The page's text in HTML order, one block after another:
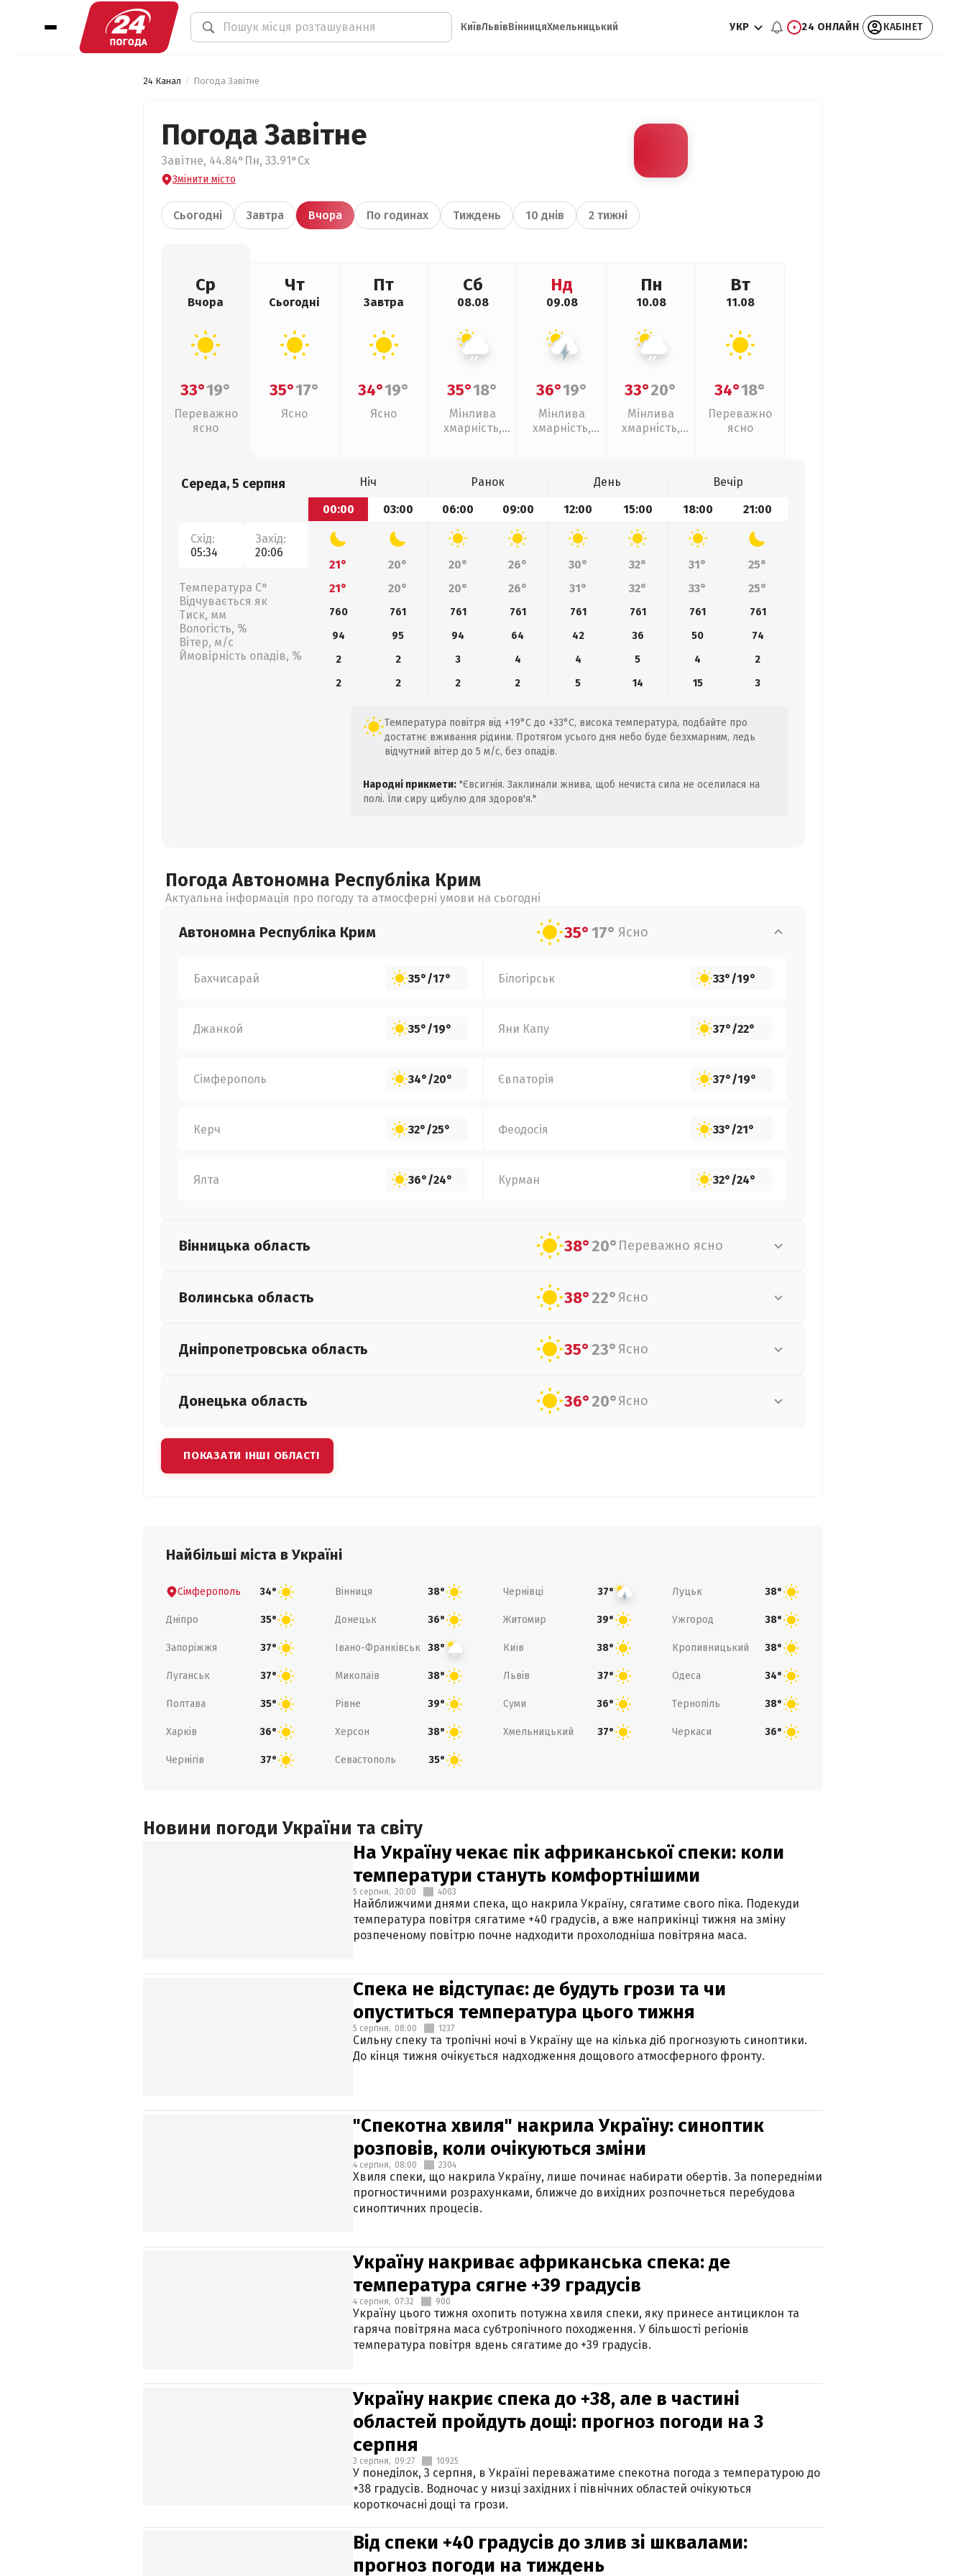
КиївЛьвівВінницяХмельницький УКР 24 ОНЛАЙН КАБІНЕТ
24 Канал Погода Завітне
Погода Завітне
Завітне, 44.84°Пн, 33.91°Сх
Змінити місто
Сьогодні Завтра Вчора По годинах Тиждень 10 днів 2 тижні
Ср
Вчора
33°19°
Переважно
ясно
Чт
Сьогодні
35°17°
Ясно
Пт
Завтра
34°19°
Ясно
Сб
08.08
35°18°
Мінлива
хмарність,
Нд
09.08
36°19°
Мінлива
хмарність,
Пн
10.08
33°20°
Мінлива
хмарність,
Вт
11.08
34°18°
Переважно
ясно
Середа, 5 серпня
Схід:
05:34
Захід:
20:06
Температура С°
Відчувається як
Тиск, мм
Вологість, %
Вітер, м/с
Ймовірність опадів, %
Ніч Ранок День
Вечір
00:00
03:00 06:00 09:00 12:00 15:00 18:00 21:00
21° 20° 20° 26° 30° 32° 31°
25°
21°
20° 20° 26° 31° 32° 33° 25°
760 761 761 761 761 761 761
761
94
95 94 64 42 36 50
74
2
2 3 4 4 5 4
2
2
2 2 2 5 14 15 3
Температура повітря від +19°C до +33°C, висока температура, подбайте про
достатнє вживання рідини. Протягом усього дня небо буде безхмарним, ледь
відчутний вітер до 5 м/с, без опадів.
Народні прикмети: "Євсигнія. Заклинали жнива, щоб нечиста сила не оселилася на
полі. Їли сиру цибулю для здоров'я."
Погода Автономна Республіка Крим
Актуальна інформація про погоду та атмосферні умови на сьогодні
Автономна Республіка Крим 35°17° Ясно
Бахчисарай 35°/17° Білогірськ 33°/19°
Джанкой 35°/19° Яни Капу 37°/22°
Сімферополь 34°/20° Євпаторія 37°/19°
Керч 32°/25° Феодосія 33°/21°
Ялта 36°/24° Курман 32°/24°
Вінницька область 38°20° Переважно ясно
Волинська область 38°22° Ясно
Дніпропетровська область 35°23° Ясно
Донецька область 36°20°Ясно
ПОКАЗАТИ ІНШІ ОБЛАСТІ
Найбільші міста в Україні
Сімферополь 34° Вінниця 38° Чернівці 37° Луцьк 38°
Дніпро 35° Донецьк 36° Житомир 39° Ужгород 38°
Запоріжжя 37° Івано-Франківськ 38° Київ 38° Кропивницький 38°
Луганськ 37° Миколаїв 38° Львів 37° Одеса 34°
Полтава 35° Рівне 39° Суми 36° Тернопіль 38°
Харків 36° Херсон 38° Хмельницький 37° Черкаси 36°
Чернігів 37° Севастополь 35°
Новини погоди України та світу
На Україну чекає пік африканської спеки: коли
температури стануть комфортнішими
5 серпня, 20:00 4003
Найближчими днями спека, що накрила Україну, сягатиме свого піка. Подекуди
температура повітря сягатиме +40 градусів, а вже наприкінці тижня на зміну
розпеченому повітрю почне надходити прохолодніша повітряна маса.
Спека не відступає: де будуть грози та чи
опуститься температура цього тижня
5 серпня, 08:00 1237
Сильну спеку та тропічні ночі в Україну ще на кілька діб прогнозують синоптики.
До кінця тижня очікується надходження дощового атмосферного фронту.
"Спекотна хвиля" накрила Україну: синоптик
розповів, коли очікуються зміни
4 серпня, 08:00 2304
Хвиля спеки, що накрила Україну, лише починає набирати обертів. За попередніми
прогностичними розрахунками, ближче до вихідних розпочнеться перебудова
синоптичних процесів.
Україну накриває африканська спека: де
температура сягне +39 градусів
4 серпня, 07:32 900
Україну цього тижня охопить потужна хвиля спеки, яку принесе антициклон та
гаряча повітряна маса субтропічного походження. У більшості регіонів
температура повітря вдень сягатиме до +39 градусів.
Україну накриє спека до +38, але в частині
областей пройдуть дощі: прогноз погоди на 3
серпня
3 серпня, 09:27 10925
У понеділок, 3 серпня, в Україні переважатиме спекотна погода з температурою до
+38 градусів. Водночас у низці західних і північних областей очікуються
короткочасні дощі та грози.
Від спеки +40 градусів до злив зі шквалами:
прогноз погоди на тиждень